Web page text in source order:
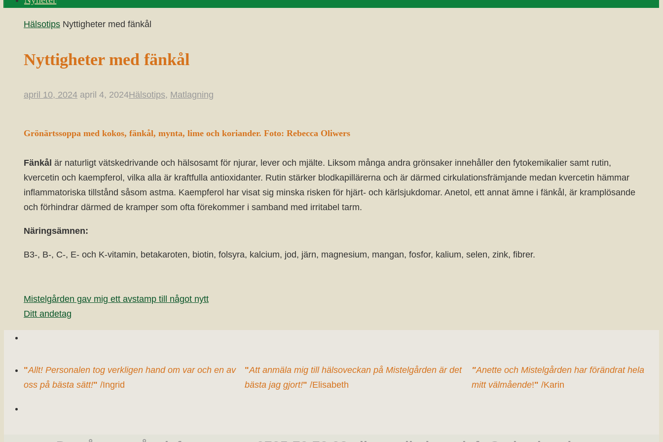
Home
Hälsotips Nyttigheter med fänkål
Nyttigheter med fänkål
april 10, 2024 april 4, 2024Hälsotips, Matlagning
Grönärtssoppa med kokos, fänkål, mynta, lime och koriander. Foto: Rebecca Oliwers
Fänkål är naturligt vätskedrivande och hälsosamt för njurar, lever och mjälte. Liksom många andra grönsaker innehåller den fytokemikalier samt rutin,
kvercetin och kaempferol, vilka alla är kraftfulla antioxidanter. Rutin stärker blodkapillärerna och är därmed cirkulationsfrämjande medan kvercetin hämmar
inflammatoriska tillstånd såsom astma. Kaempferol har visat sig minska risken för hjärt- och kärlsjukdomar. Anetol, ett annat ämne i fänkål, är kramplösande
och förhindrar därmed de kramper som ofta förekommer i samband med irritabel tarm.
Näringsämnen:
B3-, B-, C-, E- och K-vitamin, betakaroten, biotin, folsyra, kalcium, jod, järn, magnesium, mangan, fosfor, kalium, selen, zink, fibrer.
Mistelgården gav mig ett avstamp till något nytt
Ditt andetag
"Allt! Personalen tog verkligen hand om var och en av
oss på bästa sätt!" /Ingrid
"Att anmäla mig till hälsoveckan på Mistelgården är det
bästa jag gjort!" /Elisabeth
"Anette och Mistelgården har förändrat hela
mitt välmående!" /Karin